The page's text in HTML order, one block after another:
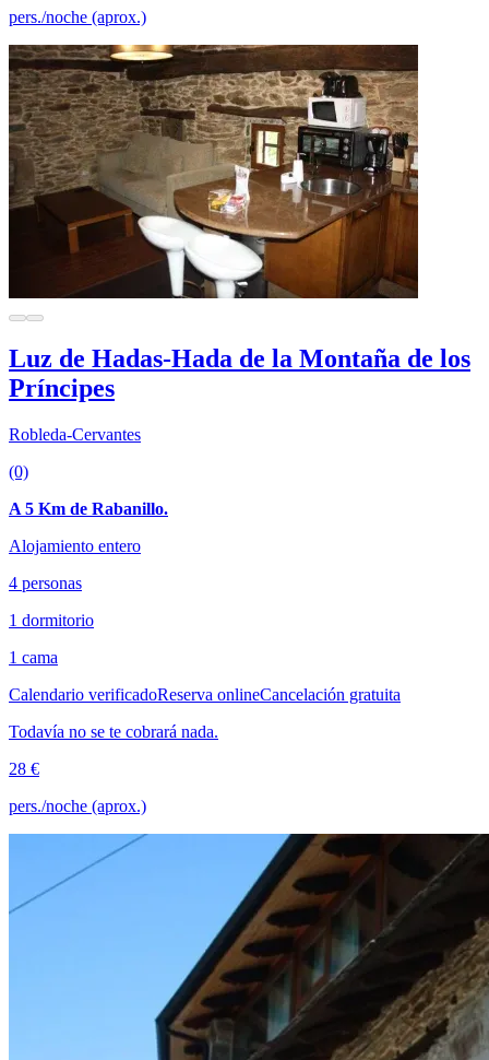
pers./noche (aprox.)
Luz de Hadas-Hada de la Montaña de los
Príncipes
Robleda-Cervantes
(0)
A 5 Km de Rabanillo.
Alojamiento entero
4 personas
1 dormitorio
1 cama
Calendario verificadoReserva onlineCancelación gratuita
Todavía no se te cobrará nada.
28 €
pers./noche (aprox.)